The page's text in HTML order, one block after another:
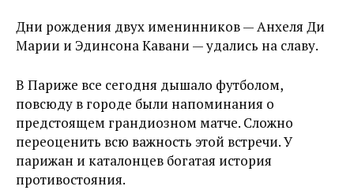
Дни рождения двух именинников — Анхеля Ди
Марии и Эдинсона Кавани — удались на славу.
В Париже все сегодня дышало футболом,
повсюду в городе были напоминания о
предстоящем грандиозном матче. Сложно
переоценить всю важность этой встречи. У
парижан и каталонцев богатая история
противостояния.